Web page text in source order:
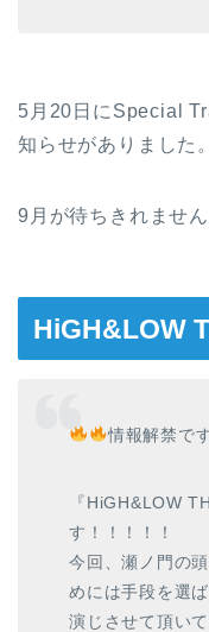
5月20日にSpecial
知らせがありました。
9月が待ちきれません
HiGH&LOW
情報解禁で
『HiGH&LOW
す！！！！！
今回、瀬ノ門の
めには手段を選
演じさせて頂い